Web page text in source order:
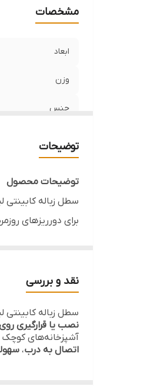
مشخصات
ابعاد
وزن
جنس
توضیحات
توضیحات محصول
سطل زباله کابینتی لیمون کد 1508، انتخابی کاربردی برای
برای دورریزهای
طراحی کابینتیو
مناسب
استفاده آسان و
نقد و بررسی
سطل زباله کابینتی لیمون 1508 از آن دسته محصولاتیه
نصب یا قرارگیری
آشپزخانه‌های کوچک
اتصال به درب،